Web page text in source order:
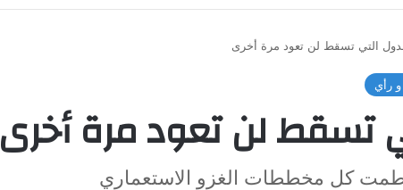
التي تسقط لن تعود مرة أخرى
رأي
تسقط لن تعود مرة أخرى
كل مخططات الغزو الاستعماري